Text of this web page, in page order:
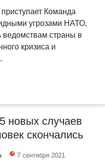
Команда
угрозами НАТО,
ведомствам страны в
кризиса и
новых случаев
скончались
7 сентября 2021